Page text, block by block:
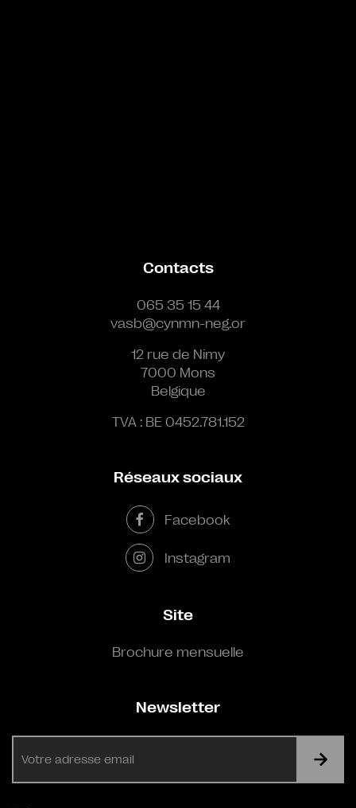
Contacts
065 35 15 44
vasb@cynmn-neg.or
12 rue de Nimy
7000 Mons
Belgique
TVA : BE 0452.781.152
Réseaux sociaux
Facebook
Instagram
Site
Brochure mensuelle
Newsletter